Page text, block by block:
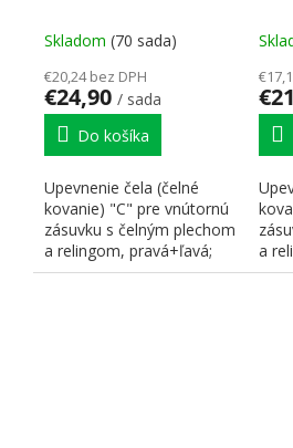
karbon čierna CS-M
Skladom (70 sada)
€20,24 bez DPH
€24,90 / sada
Do košíka
Upevnenie čela (čelné
kovanie) "C" pre vnútornú
zásuvku s čelným plechom
a relingom, pravá+ľavá;
nutné doplniť o...
a